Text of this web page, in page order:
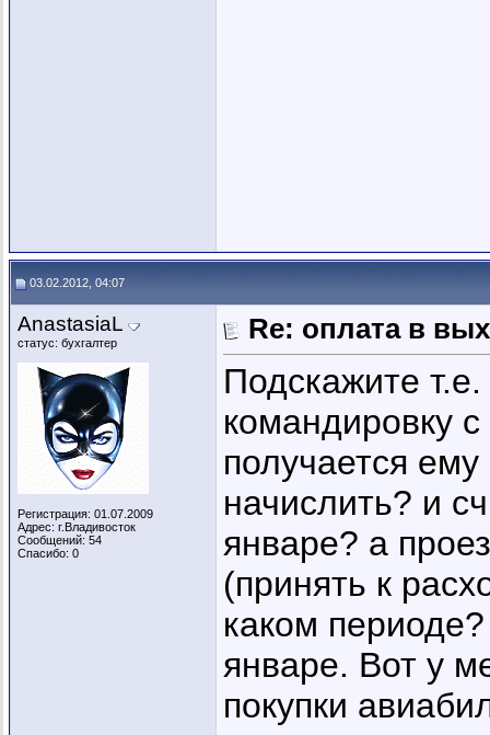
03.02.2012, 04:07
AnastasiaL
статус: бухгалтер
Регистрация: 01.07.2009
Адрес: г.Владивосток
Сообщений: 54
Спасибо: 0
Re: оплата в
Подскажите
командировку
получается
начислить? и
январе? а
(принять к
каком
январе. Вот у
покупки